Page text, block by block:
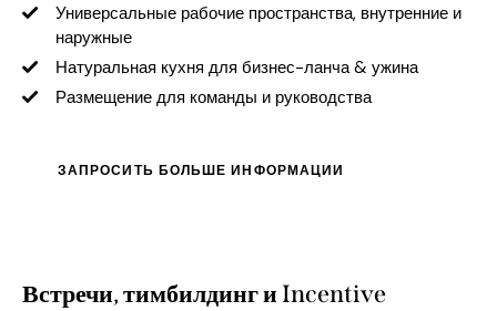
Универсальные рабочие пространства, внутренние и
наружные
Натуральная кухня для бизнес-ланча & ужина
Размещение для команды и руководства
ЗАПРОСИТЬ БОЛЬШЕ ИНФОРМАЦИИ
Встречи, тимбилдинг и Incentive